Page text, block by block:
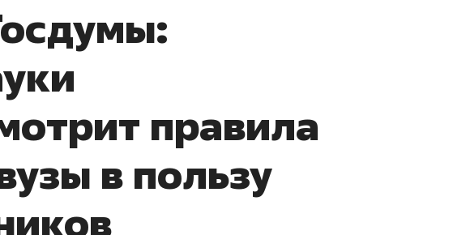
правила
в пользу